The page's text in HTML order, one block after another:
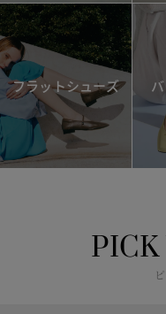
フラットシューズ